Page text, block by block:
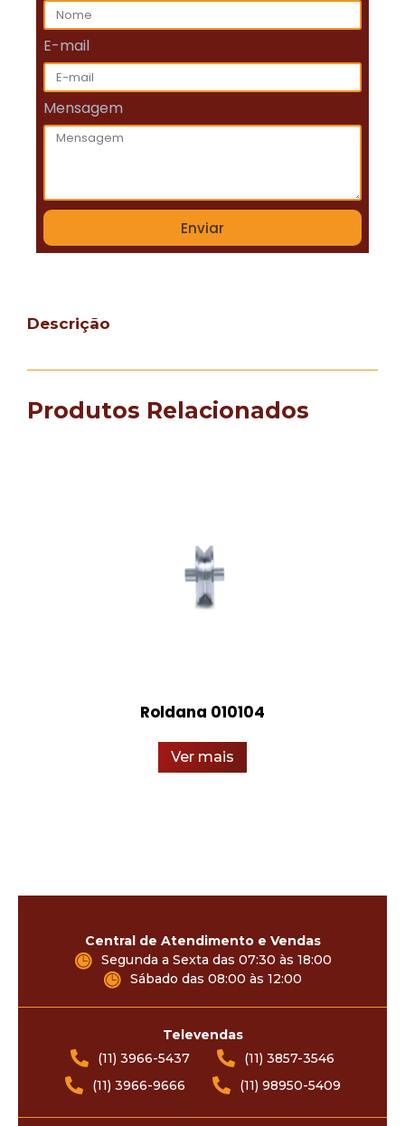
E-mail
Mensagem
Enviar
Descrição
Produtos Relacionados
Roldana 010104
Ver mais
Central de Atendimento e Vendas
Segunda a Sexta das 07:30 às 18:00
Sábado das 08:00 às 12:00
Televendas
(11) 3966-5437
(11) 3857-3546
(11) 3966-9666
(11) 98950-5409